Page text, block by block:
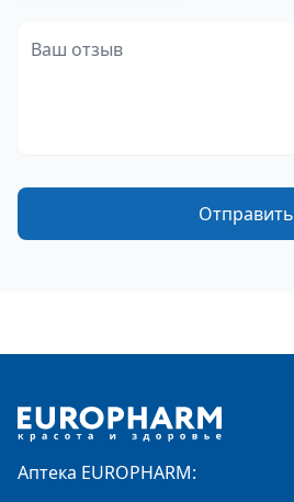
Отправить
Аптека EUROPHARM: